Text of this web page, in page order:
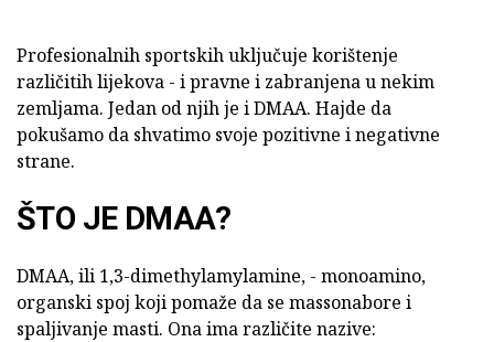
Profesionalnih sportskih uključuje korištenje
različitih lijekova - i pravne i zabranjena u nekim
zemljama. Jedan od njih je i DMAA. Hajde da
pokušamo da shvatimo svoje pozitivne i negativne
strane.
ŠTO JE DMAA?
DMAA, ili 1,3-dimethylamylamine, - monoamino,
organski spoj koji pomaže da se massonabore i
spaljivanje masti. Ona ima različite nazive: